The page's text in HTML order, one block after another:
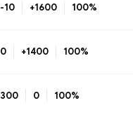
-10 +1600 100%
0 +1400 100%
300 0 100%